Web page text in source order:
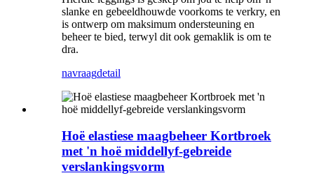
slanke en gebeeldhouwde voorkoms te verkry, en
is ontwerp om maksimum ondersteuning en
beheer te bied, terwyl dit ook gemaklik is om te
dra.
navraagdetail
Hoë elastiese maagbeheer Kortbroek
met 'n hoë middellyf-gebreide
verslankingsvorm